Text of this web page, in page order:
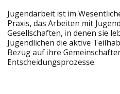
Jugendarbeit ist im
Praxis, das Arbeiten mit
Gesellschaften, in denen sie
Jugendlichen die aktive
Bezug auf ihre
Entscheidungsprozesse.